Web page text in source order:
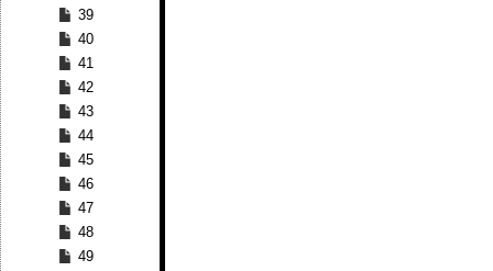
39
40
41
42
43
44
45
46
47
48
49